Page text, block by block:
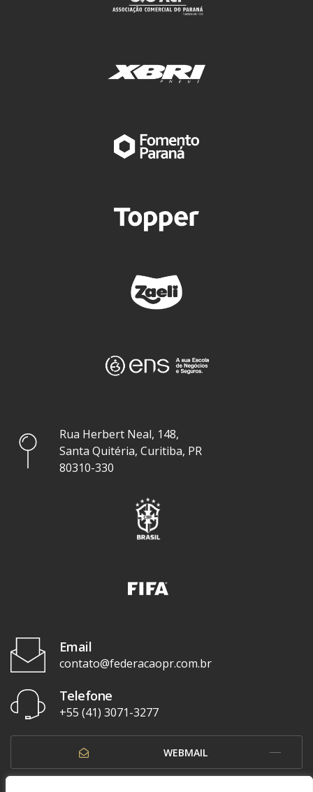
Rua Herbert Neal, 148,
Santa Quitéria, Curitiba, PR
80310-330
Email
contato@federacaopr.com.br
Telefone
+55 (41) 3071-3277
WEBMAIL